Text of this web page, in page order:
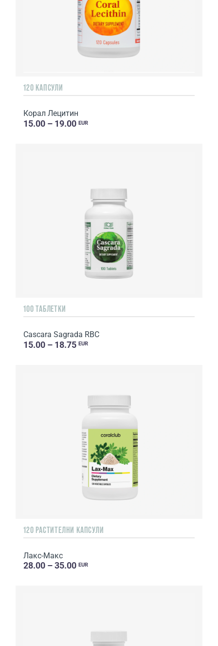
120 КАПСУЛИ
Корал Лецитин
15.00 – 19.00 EUR
100 ТАБЛЕТКИ
Cascara Sagrada RBC
15.00 – 18.75 EUR
120 РАСТИТЕЛНИ КАПСУЛИ
Лакс-Макс
28.00 – 35.00 EUR